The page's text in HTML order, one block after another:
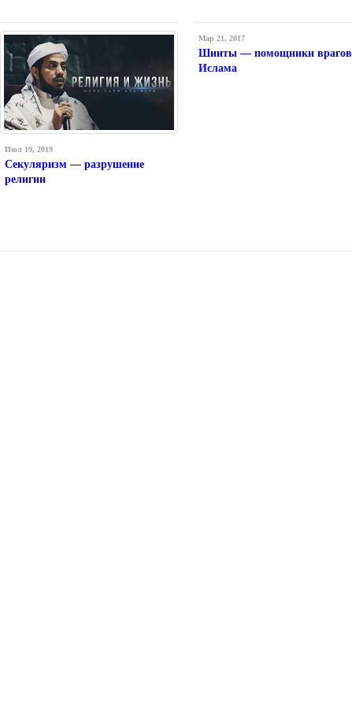
Июл 19, 2019
Секуляризм — разрушение
религии
Мар 21, 2017
Шииты — помощники врагов
Ислама